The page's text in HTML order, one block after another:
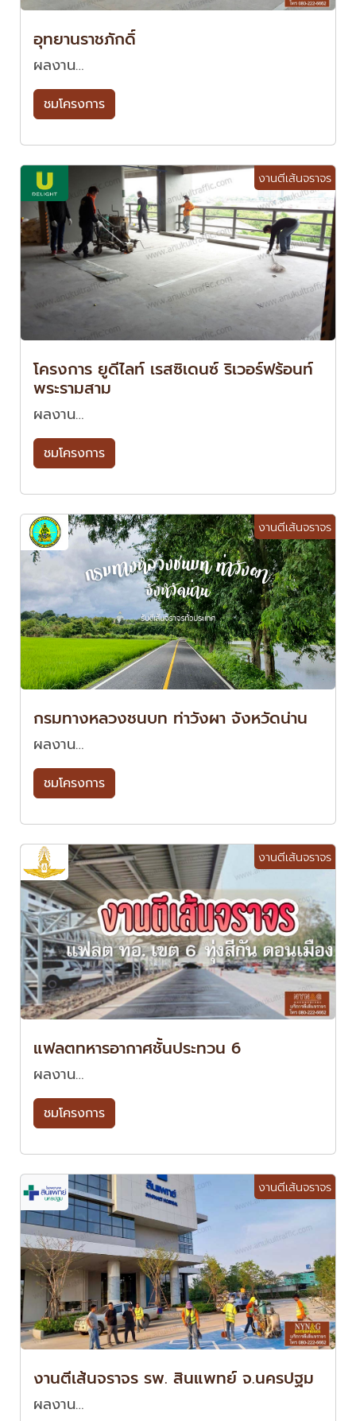
อุทยานราชภักดิ์
ผลงาน…
ชมโครงการ
งานตีเส้นจราจร
โครงการ ยูดีไลท์ เรสซิเดนซ์ ริเวอร์ฟร้อนท์
พระรามสาม
ผลงาน…
ชมโครงการ
งานตีเส้นจราจร
กรมทางหลวงชนบท ท่าวังผา จังหวัดน่าน
ผลงาน…
ชมโครงการ
งานตีเส้นจราจร
แฟลตทหารอากาศชั้นประทวน 6
ผลงาน…
ชมโครงการ
งานตีเส้นจราจร
งานตีเส้นจราจร รพ. สินแพทย์ จ.นครปฐม
ผลงาน…